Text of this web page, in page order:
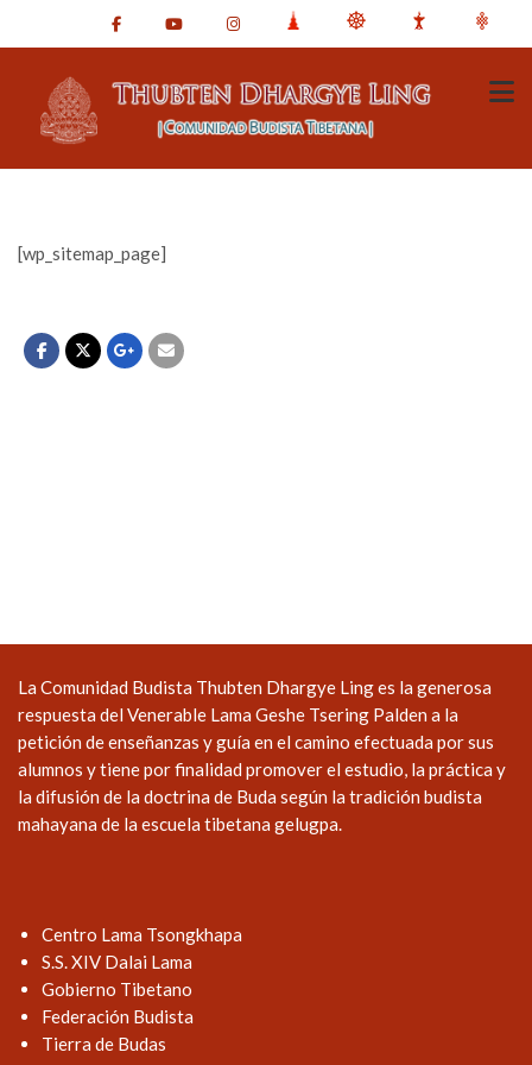
[wp_sitemap_page]
La Comunidad Budista Thubten Dhargye Ling es la generosa
respuesta del Venerable Lama Geshe Tsering Palden a la
petición de enseñanzas y guía en el camino efectuada por sus
alumnos y tiene por finalidad promover el estudio, la práctica y
la difusión de la doctrina de Buda según la tradición budista
mahayana de la escuela tibetana gelugpa.
Centro Lama Tsongkhapa
S.S. XIV Dalai Lama
Gobierno Tibetano
Federación Budista
Tierra de Budas